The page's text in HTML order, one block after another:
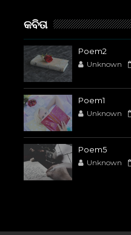
କବିତା
Poem2
Unknown
Poem1
Unknown
Poem5
Unknown